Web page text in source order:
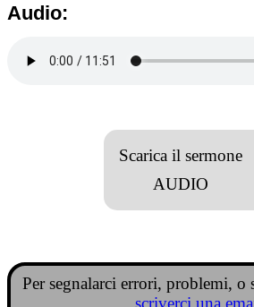
Audio:
Scarica il sermone
AUDIO
Per segnalarci errori, problemi, o
scriverci una